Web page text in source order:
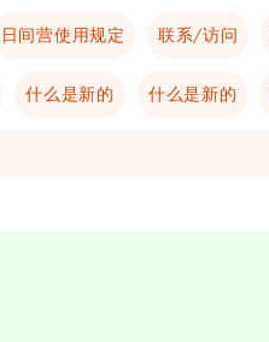
日间营使用规定 联系/访问
什么是新的 什么是新的